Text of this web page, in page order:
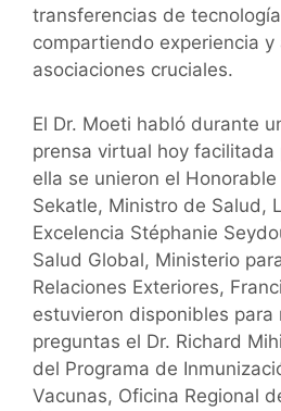
transferencias de
compartiendo experiencia
asociaciones cruciales.
El Dr. Moeti habló durante
prensa virtual hoy facilitada
ella se unieron el
Sekatle, Ministro de Salud,
Excelencia Stéphanie
Salud Global, Ministerio
Relaciones Exteriores,
estuvieron disponibles para
preguntas el Dr. Richard
del Programa de
Vacunas, Oficina Regional